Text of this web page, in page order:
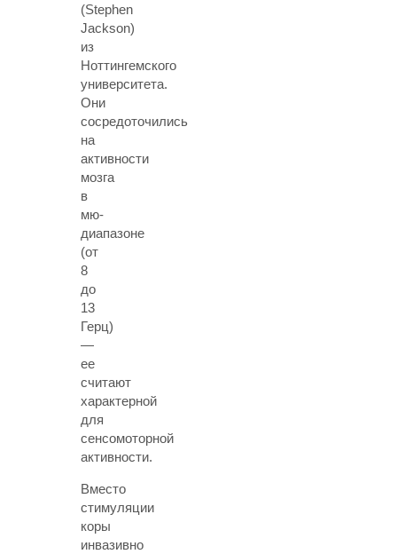
(Stephen
Jackson)
из
Ноттингемского
университета.
Они
сосредоточились
на
активности
мозга
в
мю-
диапазоне
(от
8
до
13
Герц)
—
ее
считают
характерной
для
сенсомоторной
активности.
Вместо
стимуляции
коры
инвазивно